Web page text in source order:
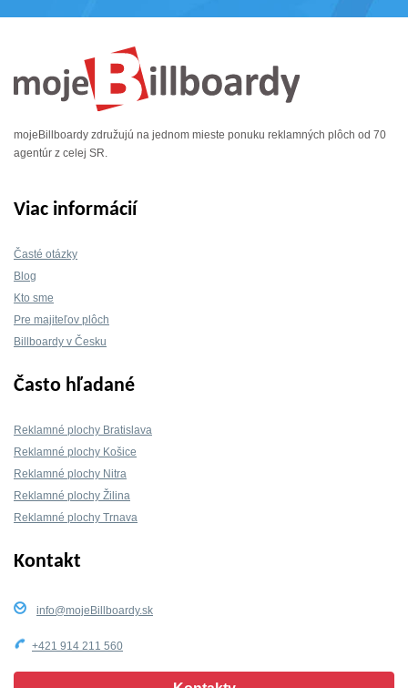
mojeBillboardy združujú na jednom mieste ponuku reklamných plôch od 70
agentúr z celej SR.
Viac informácií
Časté otázky
Blog
Kto sme
Pre majiteľov plôch
Billboardy v Česku
Často hľadané
Reklamné plochy Bratislava
Reklamné plochy Košice
Reklamné plochy Nitra
Reklamné plochy Žilina
Reklamné plochy Trnava
Kontakt
info@mojeBillboardy.sk
+421 914 211 560